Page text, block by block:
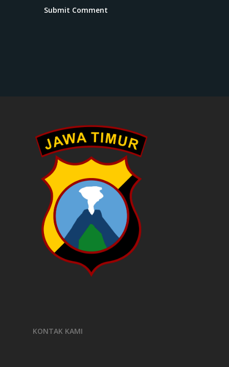
KONTAK KAMI